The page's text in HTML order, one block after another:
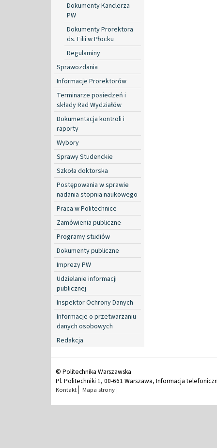
Dokumenty Kanclerza
PW
Dokumenty Prorektora
ds. Filii w Płocku
Regulaminy
Sprawozdania
Informacje Prorektorów
Terminarze posiedzeń i
składy Rad Wydziałów
Dokumentacja kontroli i
raporty
Wybory
Sprawy Studenckie
Szkoła doktorska
Postępowania w sprawie
nadania stopnia naukowego
Praca w Politechnice
Zamówienia publiczne
Programy studiów
Dokumenty publiczne
Imprezy PW
Udzielanie informacji
publicznej
Inspektor Ochrony Danych
Informacje o przetwarzaniu
danych osobowych
Redakcja
© Politechnika Warszawska
Pl. Politechniki 1, 00-661 Warszawa, Informacja
Kontakt Mapa strony